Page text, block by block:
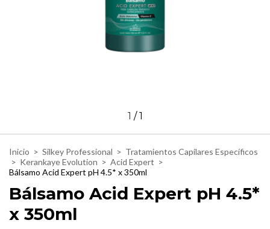
1 /1
Inicio > Silkey Professional > Tratamientos Capilares Específicos
> Kerankaye Evolution > Acid Expert >
Bálsamo Acid Expert pH 4.5* x 350ml
Bálsamo Acid Expert pH 4.5*
x 350ml